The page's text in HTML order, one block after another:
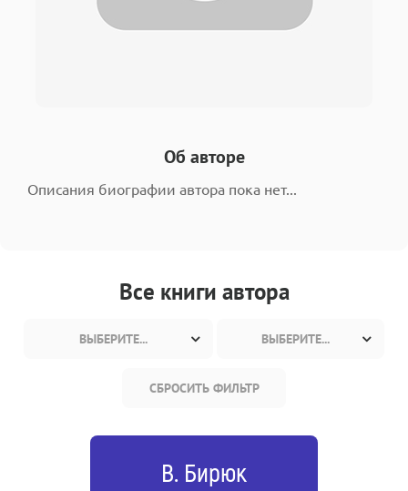
Об авторе
Описания биографии автора пока нет...
Все книги автора
ВЫБЕРИТЕ... ВЫБЕРИТЕ...
СБРОСИТЬ ФИЛЬТР
В. Бирюк